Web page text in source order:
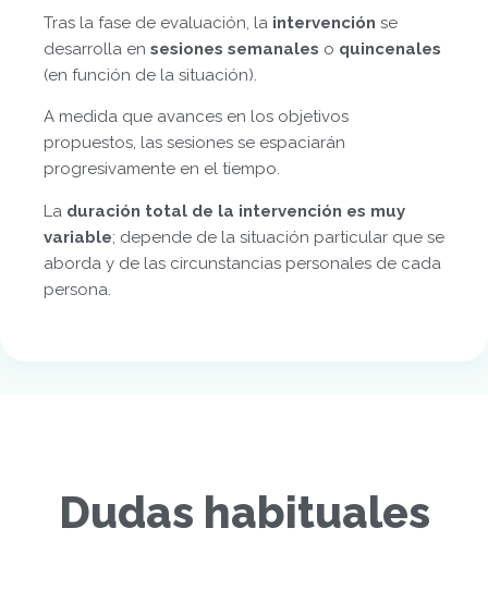
Tras la fase de evaluación, la intervención se
desarrolla en sesiones semanales o quincenales
(en función de la situación).
A medida que avances en los objetivos
propuestos, las sesiones se espaciarán
progresivamente en el tiempo.
La duración total de la intervención es muy
variable; depende de la situación particular que se
aborda y de las circunstancias personales de cada
persona.
Dudas habituales